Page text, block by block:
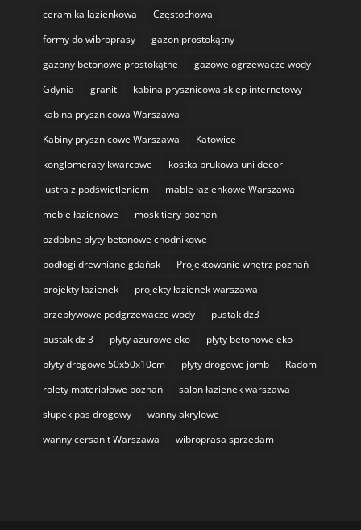
ceramika łazienkowa
Częstochowa
formy do wibroprasy
gazon prostokątny
gazony betonowe prostokątne
gazowe ogrzewacze wody
Gdynia
granit
kabina prysznicowa sklep internetowy
kabina prysznicowa Warszawa
Kabiny prysznicowe Warszawa
Katowice
konglomeraty kwarcowe
kostka brukowa uni decor
lustra z podświetleniem
mable łazienkowe Warszawa
meble łazienowe
moskitiery poznań
ozdobne płyty betonowe chodnikowe
podłogi drewniane gdańsk
Projektowanie wnętrz poznań
projekty łazienek
projekty łazienek warszawa
przepływowe podgrzewacze wody
pustak dz3
pustak dz 3
płyty ażurowe eko
płyty betonowe eko
płyty drogowe 50x50x10cm
płyty drogowe jomb
Radom
rolety materiałowe poznań
salon łazienek warszawa
słupek pas drogowy
wanny akrylowe
wanny cersanit Warszawa
wibroprasa sprzedam